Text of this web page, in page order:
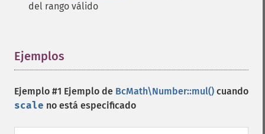
del rango válido
Ejemplos
Ejemplo #1 Ejemplo de BcMath\Number::mul() cuando
scale no está especificado